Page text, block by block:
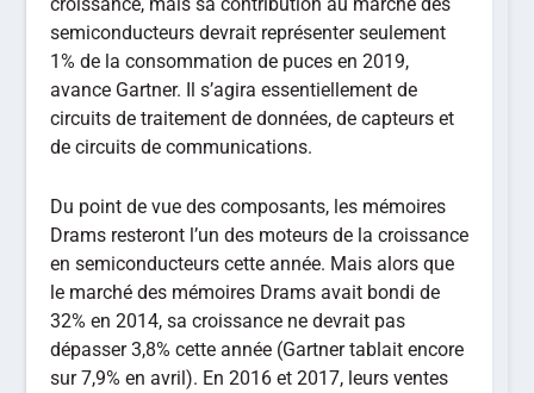
semiconducteurs devrait représenter seulement
1% de la consommation de puces en 2019,
avance Gartner. Il s’agira essentiellement de
circuits de traitement de données, de capteurs et
de circuits de communications.
Du point de vue des composants, les mémoires
Drams resteront l’un des moteurs de la croissance
en semiconducteurs cette année. Mais alors que
le marché des mémoires Drams avait bondi de
32% en 2014, sa croissance ne devrait pas
dépasser 3,8% cette année (Gartner tablait encore
sur 7,9% en avril). En 2016 et 2017, leurs ventes